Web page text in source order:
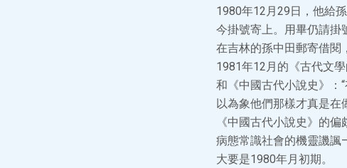
1980年12月29日，他給
今掛號寄上。用畢仍請掛
在吉林的孫中田郵寄借閱
1981年12月的《古代文
和《中國古代小說史》：
以為象他們那樣才真是在
《中國古代小說史》的
病態常識社會的機靈譏諷
大要是1980年月初期。